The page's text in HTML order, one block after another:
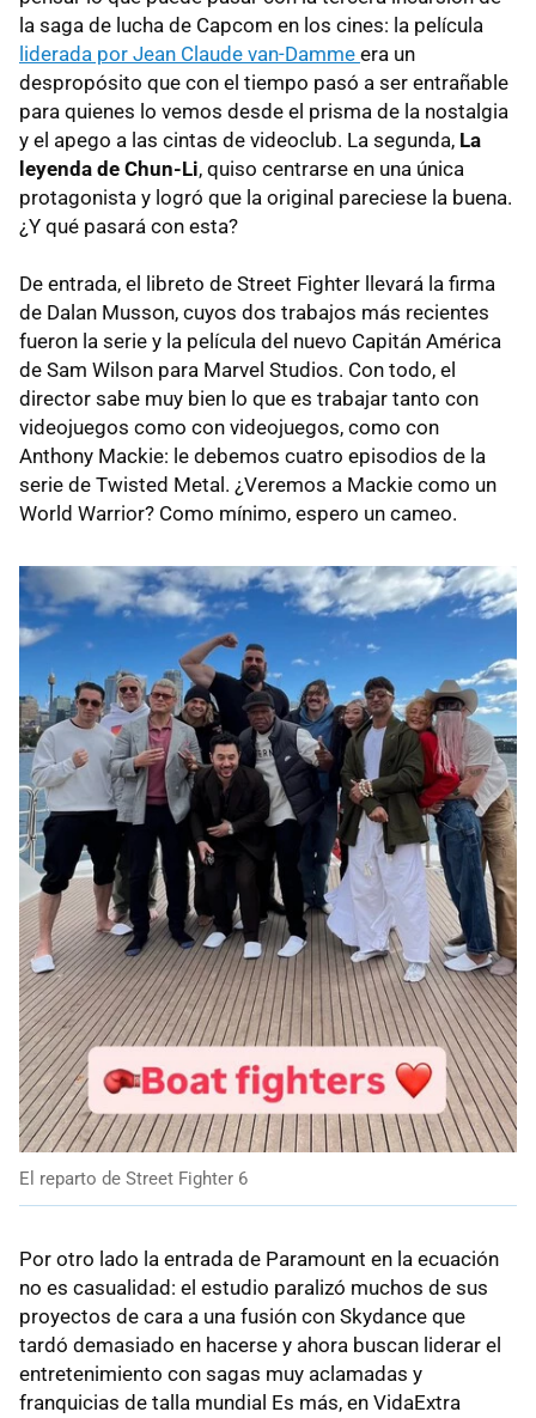
la saga de lucha de Capcom en los cines: la película
liderada por Jean Claude van-Damme era un
despropósito que con el tiempo pasó a ser entrañable
para quienes lo vemos desde el prisma de la nostalgia
y el apego a las cintas de videoclub. La segunda, La
leyenda de Chun-Li, quiso centrarse en una única
protagonista y logró que la original pareciese la buena.
¿Y qué pasará con esta?
De entrada, el libreto de Street Fighter llevará la firma
de Dalan Musson, cuyos dos trabajos más recientes
fueron la serie y la película del nuevo Capitán América
de Sam Wilson para Marvel Studios. Con todo, el
director sabe muy bien lo que es trabajar tanto con
videojuegos como con videojuegos, como con
Anthony Mackie: le debemos cuatro episodios de la
serie de Twisted Metal. ¿Veremos a Mackie como un
World Warrior? Como mínimo, espero un cameo.
El reparto de Street Fighter 6
Por otro lado la entrada de Paramount en la ecuación
no es casualidad: el estudio paralizó muchos de sus
proyectos de cara a una fusión con Skydance que
tardó demasiado en hacerse y ahora buscan liderar el
entretenimiento con sagas muy aclamadas y
franquicias de talla mundial Es más, en VidaExtra